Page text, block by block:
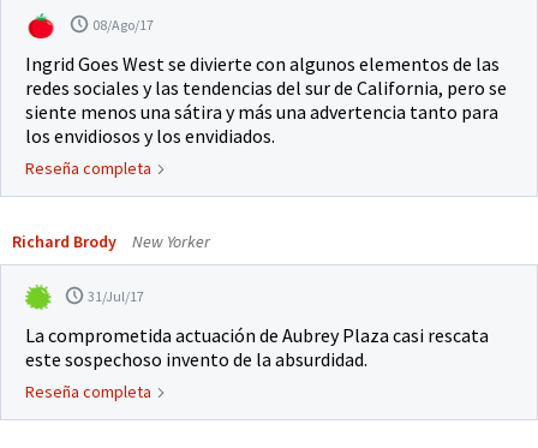
08/Ago/17
Ingrid Goes West se divierte con algunos elementos de las
redes sociales y las tendencias del sur de California, pero se
siente menos una sátira y más una advertencia tanto para
los envidiosos y los envidiados.
Reseña completa
Richard Brody New Yorker
31/Jul/17
La comprometida actuación de Aubrey Plaza casi rescata
este sospechoso invento de la absurdidad.
Reseña completa